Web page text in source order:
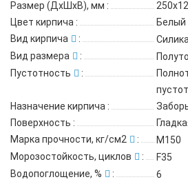
Размер (ДхШхВ), мм :
Цвет кирпича :
Белый
Вид кирпича
:
Вид размера
:
Пустотность
:
Назначение кирпича :
Поверхность :
Марка прочности, кг/см2
:
М150
Морозостойкость, циклов
:
F35
Водопоглощение, %
:
6